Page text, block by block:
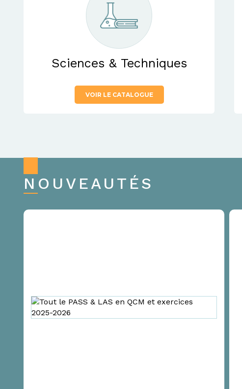
Sciences & Techniques
VOIR LE CATALOGUE
NOUVEAUTÉS